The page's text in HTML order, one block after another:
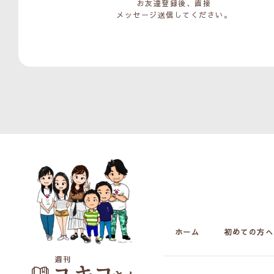
お友達登録後、直接
メッセージ送信してください。
ホーム 初めての方へ